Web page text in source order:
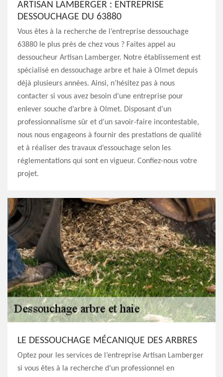
ARTISAN LAMBERGER : ENTREPRISE
DESSOUCHAGE DU 63880
Vous êtes à la recherche de l’entreprise dessouchage
63880 le plus près de chez vous ? Faites appel au
dessoucheur Artisan Lamberger. Notre établissement est
spécialisé en dessouchage arbre et haie à Olmet depuis
déjà plusieurs années. Ainsi, n’hésitez pas à nous
contacter si vous avez besoin d’une entreprise pour
enlever souche d’arbre à Olmet. Disposant d’un
professionnalisme sûr et d’un savoir-faire incontestable,
nous nous engageons à fournir des prestations de qualité
et à réaliser des travaux d’essouchage selon les
réglementations qui sont en vigueur. Confiez-nous votre
projet.
LE DESSOUCHAGE MÉCANIQUE DES ARBRES
Optez pour les services de l’entreprise Artisan Lamberger
si vous êtes à la recherche d’un professionnel en